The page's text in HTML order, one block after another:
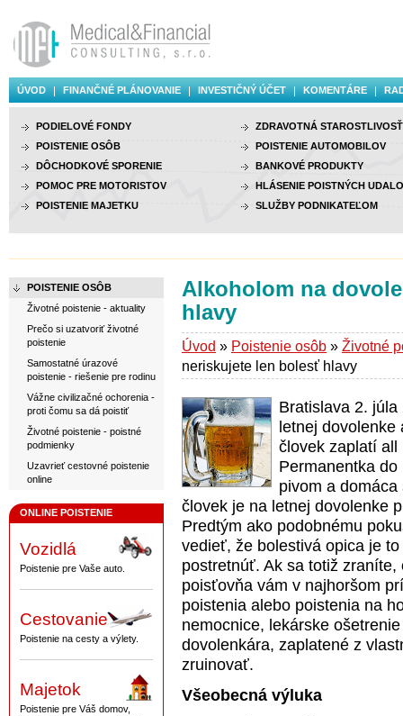
ÚVOD FINANČNÉ PLÁNOVANIE INVESTIČNÝ ÚČET KOMENTÁRE
PODIELOVÉ FONDY
POISTENIE OSÔB
DÔCHODKOVÉ SPORENIE
POMOC PRE MOTORISTOV
POISTENIE MAJETKU
ZDRAVOTNÁ STAROSTLIVOSŤ
POISTENIE AUTOMOBILOV
BANKOVÉ PRODUKTY
HLÁSENIE POISTNÝCH
SLUŽBY PODNIKATEĽOM
POISTENIE OSÔB
Životné poistenie - aktuality
Prečo si uzatvoriť životné
poistenie
Samostatné úrazové
poistenie - riešenie pre rodinu
Vážne civilizačné ochorenia -
proti čomu sa dá poistiť
Životné poistenie - poistné
podmienky
Uzavrieť cestovné poistenie
online
ONLINE POISTENIE
Vozidlá
Poistenie pre Vaše auto.
Cestovanie
Poistenie na cesty a výlety.
Majetok
Poistenie pre Váš domov,
Alkoholom na
hlavy
Úvod » Poistenie osôb » Životné
neriskujete len bolesť hlavy
Bratislava 2.
letnej
človek zaplatí all
Permanentka
pivom a
človek je na letnej dovolenke
Predtým ako podobnému
vedieť, že bolestivá opica je
postretnúť. Ak sa totiž
poisťovňa vám v najhoršom
poistenia alebo poistenia na
nemocnice, lekárske
dovolenkára, zaplatené z
zruinovať.
Všeobecná výluka